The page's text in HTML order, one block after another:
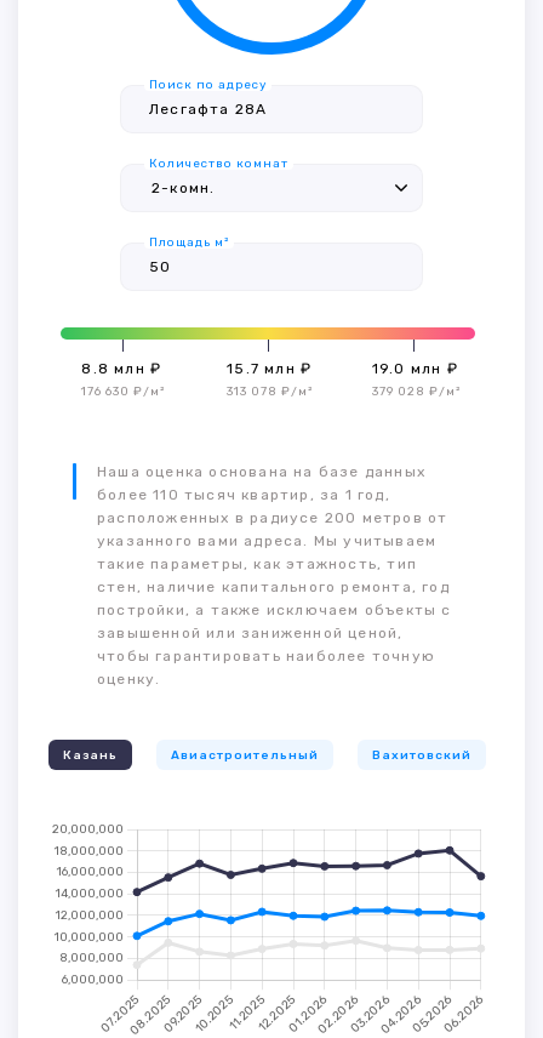
Поиск по адресу
Количество комнат
Площадь м²
8.8 млн ₽
176 630 ₽/м²
15.7 млн ₽
313 078 ₽/м²
19.0 млн ₽
379 028 ₽/м²
Наша оценка основана на базе данных
более 110 тысяч квартир, за 1 год,
расположенных в радиусе 200 метров от
указанного вами адреса. Мы учитываем
такие параметры, как этажность, тип
стен, наличие капитального ремонта, год
постройки, а также исключаем объекты с
завышенной или заниженной ценой,
чтобы гарантировать наиболее точную
оценку.
Казань Авиастроительный Вахитовский